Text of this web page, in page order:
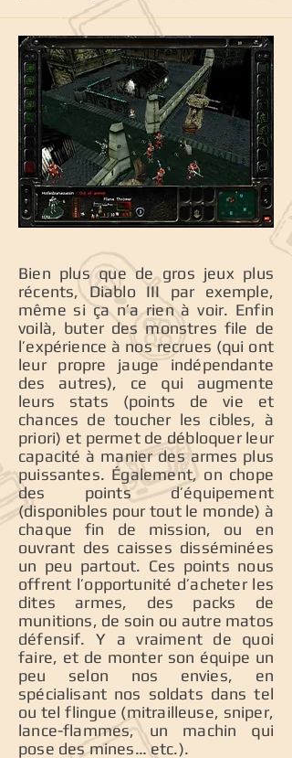
Bien plus que de gros jeux plus
récents, Diablo III par exemple,
même si ça n’a rien à voir. Enfin
voilà, buter des monstres file de
l’expérience à nos recrues (qui ont
leur propre jauge indépendante
des autres), ce qui augmente
leurs stats (points de vie et
chances de toucher les cibles, à
priori) et permet de débloquer leur
capacité à manier des armes plus
puissantes. Également, on chope
des points d’équipement
(disponibles pour tout le monde) à
chaque fin de mission, ou en
ouvrant des caisses disséminées
un peu partout. Ces points nous
offrent l’opportunité d’acheter les
dites armes, des packs de
munitions, de soin ou autre matos
défensif. Y a vraiment de quoi
faire, et de monter son équipe un
peu selon nos envies, en
spécialisant nos soldats dans tel
ou tel flingue (mitrailleuse, sniper,
lance-flammes, un machin qui
pose des mines… etc.).